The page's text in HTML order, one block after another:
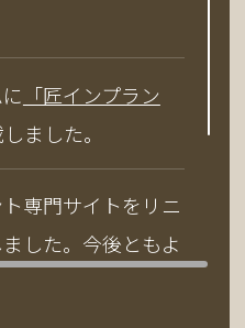
「匠インプラン
ました。
専門サイトをリニ
した。今後ともよ